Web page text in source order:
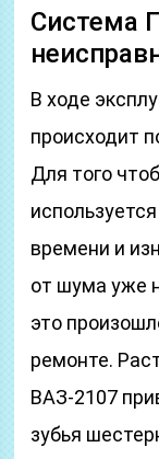
Система
В ходе
происходит
Для того
времени и
от шума уже
это
ремонте.
ВАЗ-2107
зубья